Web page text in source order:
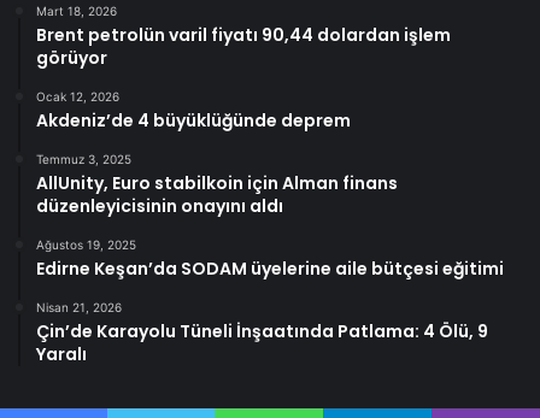
Mart 18, 2026
Brent petrolün varil fiyatı 90,44 dolardan işlem
görüyor
Ocak 12, 2026
Akdeniz’de 4 büyüklüğünde deprem
Temmuz 3, 2025
AllUnity, Euro stabilkoin için Alman finans
düzenleyicisinin onayını aldı
Ağustos 19, 2025
Edirne Keşan’da SODAM üyelerine aile bütçesi eğitimi
Nisan 21, 2026
Çin’de Karayolu Tüneli İnşaatında Patlama: 4 Ölü, 9
Yaralı